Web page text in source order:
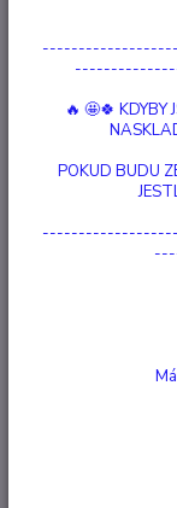
Číslo produktu:
Drahokam:
Doba výroby:
Hlídat cenu / dostupnost
🔥 🤩🍀 KDYBY
POKUD BUDU